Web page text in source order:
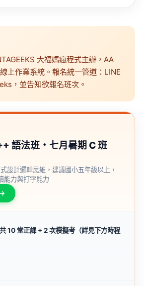
大福媽瘋程式主辦，AA
上作業系統。報名統一管道：LINE
，並告知欲報名班次。
語法班・七月暑期 C 班
設計邏輯思維，建議國小五年級以上，
能力與打字能力
10 堂正課 + 2 次模擬考（詳見下方時程